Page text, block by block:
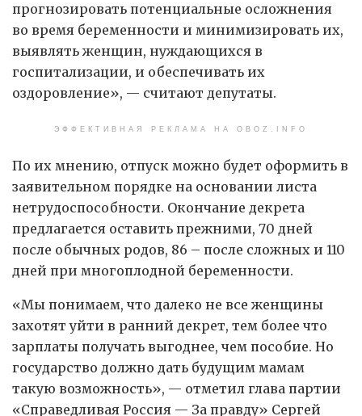
прогнозировать потенциальные осложнения
во время беременности и минимизировать их,
выявлять женщин, нуждающихся в
госпитализации, и обеспечивать их
оздоровление», — считают депутаты.
ЭФФЕКТИВНАЯ РЕКЛАМА НА OBOZ.INFO
По их мнению, отпуск можно будет оформить в
заявительном порядке на основании листа
нетрудоспособности. Окончание декрета
предлагается оставить прежними, 70 дней
после обычных родов, 86 – после сложных и 110
дней при многоплодной беременности.
«Мы понимаем, что далеко не все женщины
захотят уйти в ранний декрет, тем более что
зарплаты получать выгоднее, чем пособие. Но
государство должно дать будущим мамам
такую возможность», — отметил глава партии
«Справедливая Россия — За правду» Сергей